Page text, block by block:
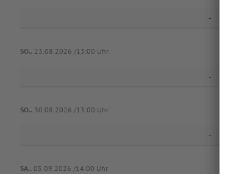
-
SO.. 23.08.2026 /13:00 Uhr
-
SO.. 30.08.2026 /13:00 Uhr
-
SA.. 05.09.2026 /14:00 Uhr